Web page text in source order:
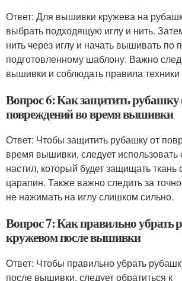
Ответ: Для вышивки кружева на
выбрать подходящую иглу и нить.
нить через иглу и начать вышивать по
подготовленному шаблону. Важно
вышивки и соблюдать правила
Вопрос 6: Как защитить рубашку
повреждений во время вышивки
Ответ: Чтобы защитить рубашку от
время вышивки, следует
настил, который будет защищать ткань
царапин. Также важно следить за
не нажимать на иглу слишком сильно.
Вопрос 7: Как правильно убрать
кружевом после вышивки
Ответ: Чтобы правильно убрать
после вышивки, следует обратиться к